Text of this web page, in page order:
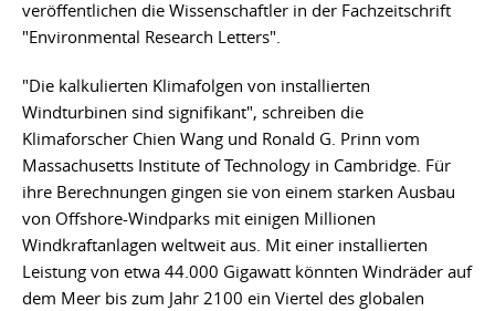
veröffentlichen die Wissenschaftler in der Fachzeitschrift
"Environmental Research Letters".
"Die kalkulierten Klimafolgen von installierten
Windturbinen sind signifikant", schreiben die
Klimaforscher Chien Wang und Ronald G. Prinn vom
Massachusetts Institute of Technology in Cambridge. Für
ihre Berechnungen gingen sie von einem starken Ausbau
von Offshore-Windparks mit einigen Millionen
Windkraftanlagen weltweit aus. Mit einer installierten
Leistung von etwa 44.000 Gigawatt könnten Windräder auf
dem Meer bis zum Jahr 2100 ein Viertel des globalen